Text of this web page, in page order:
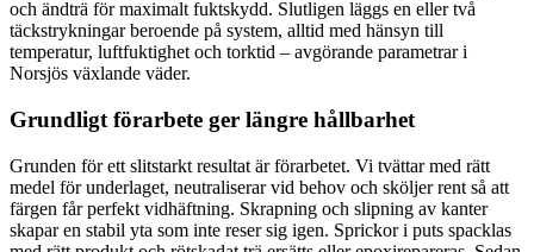
och ändträ för maximalt fuktskydd. Slutligen läggs en eller två
täckstrykningar beroende på system, alltid med hänsyn till
temperatur, luftfuktighet och torktid – avgörande parametrar i
Norsjös växlande väder.
Grundligt förarbete ger längre hållbarhet
Grunden för ett slitstarkt resultat är förarbetet. Vi tvättar med rätt
medel för underlaget, neutraliserar vid behov och sköljer rent så att
färgen får perfekt vidhäftning. Skrapning och slipning av kanter
skapar en stabil yta som inte reser sig igen. Sprickor i puts spacklas